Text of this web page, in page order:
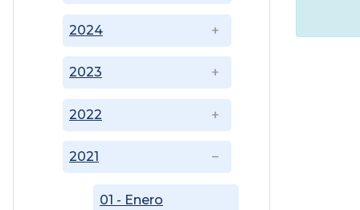
2021
01 - Enero
2022
2023
2024